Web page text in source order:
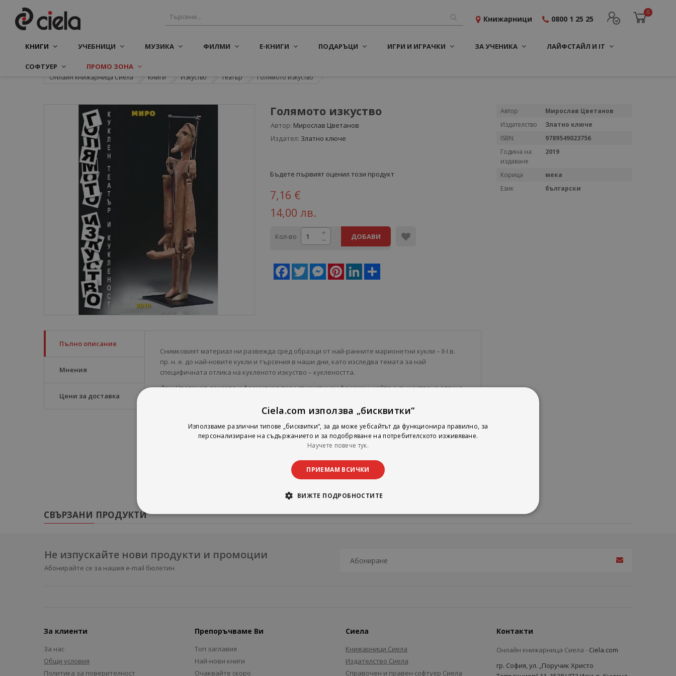
0
Книжарници 0800 1 25 25
КНИГИ УЧЕБНИЦИ МУЗИКА ФИЛМИ Е-КНИГИ ПОДАРЪЦИ ИГРИ И ИГРАЧКИ ЗА УЧЕНИКА ЛАЙФСТАЙЛ И IT
СОФТУЕР ПРОМО ЗОНА
Онлайн книжарница Сиела Книги Изкуство Театър Голямото изкуство
Голямото изкуство
Автор: Мирослав Цветанов
Издател: Златно ключе
Бъдете първият оценил този продукт
7,16 €
14,00 лв.
Кол-во ДОБАВИ
Facebook
Twitter MessengerPinterestLinkedIn
Пълно описание
Мнения
Цени за доставка
Снимковият материал ни развежда сред образци от най-ранните марионетни кукли – II-I в.
пр. н. е. до най-новите кукли и търсения в наши дни, като изследва темата за най
специфичната отлика на кукленото изкуство – куклеността.
Доц. Цветанов доказва и формулира този стилистичен феномен, който е съществена отлика
предлага научен метод за обучение на художник-технолози, които са съществен елемент от
голямо изкуство.
Повече
Автор
Мирослав Цветанов
Издателство
Златно ключе
ISBN
9789549023756
Година на
издаване
2019
Корица
мека
Език
български
СВЪРЗАНИ ПРОДУКТИ
Не изпускайте нови продукти и промоции
Абонирайте се за нашия e-mail бюлетин
За клиенти
За нас
Общи условия
Политика за поверителност
Препоръчваме Ви
Топ заглавия
Най-нови книги
Очаквайте скоро
Сиела
Книжарници Сиела
Издателство Сиела
Справочен и правен софтуер Сиела
Контакти
Онлайн книжарница Сиела - Ciela.com
гр. София, ул. „Поручик Христо
Ciela.com използва „бисквитки“
Използваме различни типове „бисквитки“, за да може уебсайтът да функционира правилно, за
персонализиране на съдържанието и за подобряване на потребителското изживяване.
Научете повече тук.
ПРИЕМАМ ВСИЧКИ
ВИЖТЕ ПОДРОБНОСТИТЕ